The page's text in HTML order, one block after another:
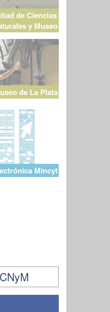
de Ciencias
y Museo
de La Plata
Mincyt